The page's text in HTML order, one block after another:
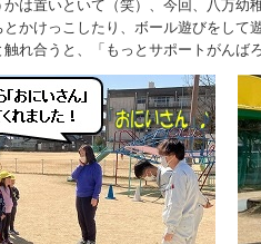
かは置いといて（笑）、今回、八万
かけっこしたり、ボール遊びをして
れ合うと、「もっとサポートがんば